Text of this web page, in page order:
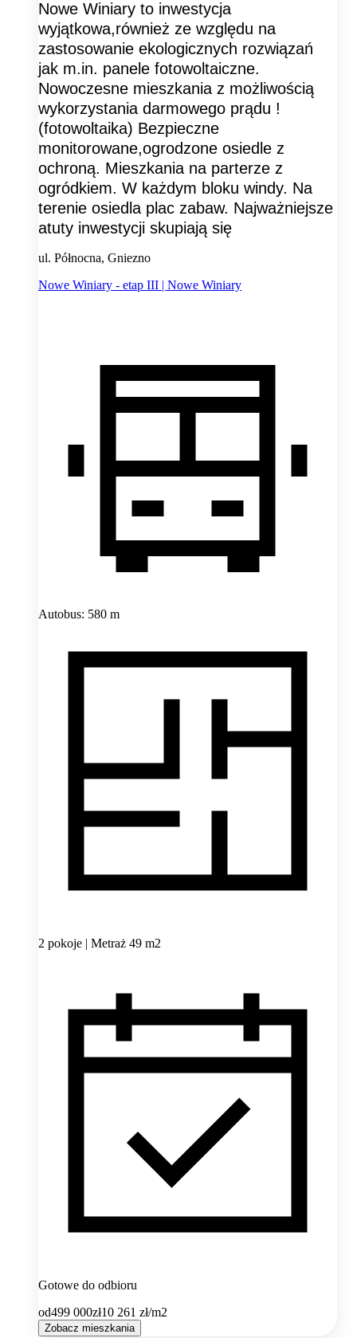
Nowe Winiary to inwestycja
wyjątkowa,również ze względu na
zastosowanie ekologicznych rozwiązań
jak m.in. panele fotowoltaiczne.
Nowoczesne mieszkania z możliwością
wykorzystania darmowego prądu !
(fotowoltaika) Bezpieczne
monitorowane,ogrodzone osiedle z
ochroną. Mieszkania na parterze z
ogródkiem. W każdym bloku windy. Na
terenie osiedla plac zabaw. Najważniejsze
atuty inwestycji skupiają się
ul. Północna, Gniezno
Nowe Winiary - etap III | Nowe Winiary
Autobus: 580 m
2 pokoje | Metraż 49 m2
Gotowe do odbioru
od499 000zł10 261 zł/m2
Zobacz mieszkania